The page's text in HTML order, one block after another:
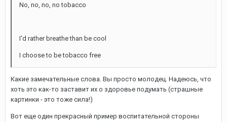
No, no, no, no tobacco
I'd rather breathe than be cool
I choose to be tobacco free
Какие замечательные слова. Вы просто молодец. Надеюсь, что
хоть это как-то заставит их о здоровье подумать (страшные
картинки - это тоже сила!)
Вот еще один прекрасный пример воспитательной стороны